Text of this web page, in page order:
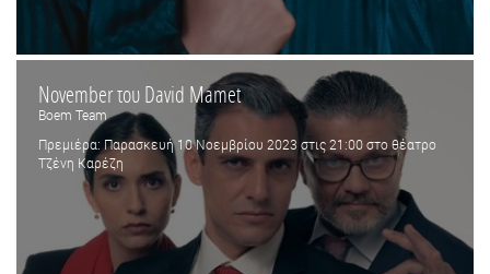
November του David Mamet
Boem Team
Πρεμιέρα: Παρασκευή 10 Νοεμβρίου 2023 στις 21:00 στο θέατρο
Τζένη Καρέζη